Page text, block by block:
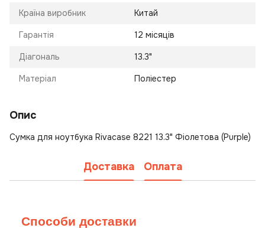
Країна виробник Китай
Гарантія 12 місяців
Діагональ 13.3"
Матеріал Поліестер
Опис
Сумка для ноутбука Rivacase 8221 13.3" Фіолетова (Purple)
Доставка Оплата
Способи доставки